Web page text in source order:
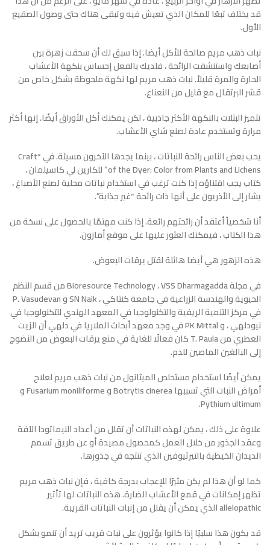
قد يختلف تبعًا للمكان الذي تعيش فيه وتبقى هناك حتى وصول الصقيع
الأول.
نبات ذهب مريم صالحة للأكل أيضا. إذا سبق لك أن سحقت زهرة بين
أصابعك واستنشقت الرائحة ، فلديك بالفعل إحساس بنكهة الأعشاب
الحارة والمرة قليلاً. نبات ذهب مريم لها نكهة ملحوظة بشكل خاص من
قشر البرتقال مع قليل من النعناع.
تتميز البتلات بالنكهة الأكثر جاذبية ، لكن يمكنك أكل الأوراق أيضًا. إنها أكثر
مرارة وتستخدم عادة لصنع شاي الأعشاب.
يحب بعض الناس رائحة النباتات ، بينما يجدها الآخرون مسيئة. في “Craft
of the Dyer: Color from Plants and Lichens” للكارين لي كاسيلمان ،
كتاب يجب اقتناؤه إذا كنت ترغب في استخدام نباتات محلية لصنع الأصباغ ،
يشار إلى الأذريون على أنها ذات رائحة “غير جذابة”.
أنا شخصياً أعتقد أن رائحتهم رائعة. إذا كنت مهتمًا بالحصول على نسخة من
هذا الكتاب ، فيمكنك العثور عليها على موقع أمازون.
هذه الزهور هي أيضا هائلة لقتل يرقات البعوض.
في مجلة Bioresource Technology ، VSS Dharmagadda من قسم النظم
الحيوية والهندسة الزراعية في جامعة كنتاكي ، SN Naik و P. Vasudevan
في مركز التنمية الريفية والتكنولوجيا في المعهد الهندي للتكنولوجيا في
نيودلهي ، و PK Mittal في وجد معهد أبحاث الملاريا في دلهي أن الزيت
العطري من T. Paula كان فعالًا للغاية في منع يرقات البعوض من النضوج
إلى البالغين الماصين للدم.
يمكن أيضًا استخدام مستخلص الميثانول من نبات ذهب مريم لعلاج
أمراض النبات التي تسببها Botrytis cinerea و Fusarium moniliforme و
Pythium ultimum.
علاوة على ذلك ، يمكن لهذه النباتات أن تقلل من أعداد النيماتودا الآفة
وعقد الجذور من خلال العمل كمحصول مصيدة أو عن طريق تسمم
الديدان الخيطية بالتيرثيوفين الذي تنتجه في جذورها.
كما لو أن هذا لم يكن مثيرًا للإعجاب بدرجة كافية ، فإن نبات ذهب مريم
تظهر إمكانات في قمع الأعشاب الضارة. هذه النباتات لها تأثير
allelopathic الذي يمكن أن يقلل من إنبات النباتات القريبة.
قد يكون هذا سلبيًا إذا كانوا يؤثرون على نبات قريب تريد أن تنمو بشكل